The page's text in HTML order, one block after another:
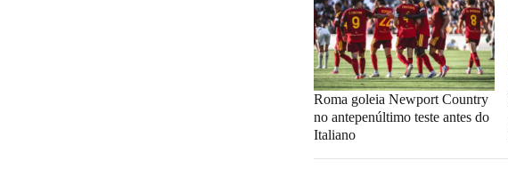
Roma goleia Newport Country
no antepenúltimo teste antes do
Italiano